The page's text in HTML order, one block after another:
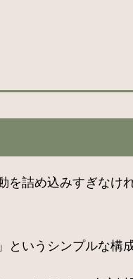
詰め込みすぎなけ
いうシンプルな構